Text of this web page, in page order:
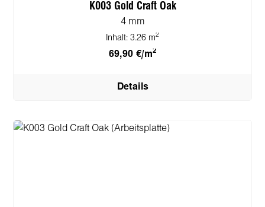
K003 Gold Craft Oak
4 mm
Inhalt: 3.26 m2
69,90 €/m2
Details